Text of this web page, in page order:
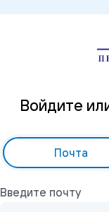
Войдите
Почта
Введите почту